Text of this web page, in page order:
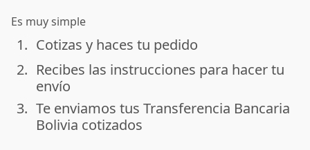
Es muy simple
done
1. Cotizas y haces tu pedido
done
2. Recibes las instrucciones para hacer tu
envío
done
3. Te enviamos tus Transferencia Bancaria
Bolivia cotizados